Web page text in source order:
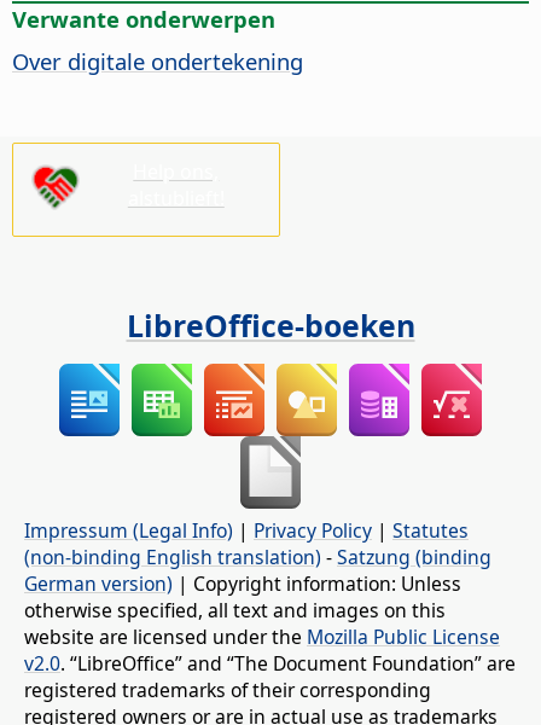
Verwante onderwerpen
Over digitale ondertekening
LibreOffice-boeken
Impressum (Legal Info) | Privacy Policy | Statutes
(non-binding English translation) -Satzung (binding
German version) | Copyright information: Unless
otherwise specified, all text and images on this
website are licensed under the Mozilla Public License
v2.0. “LibreOffice” and “The Document Foundation” are
registered trademarks of their corresponding
registered owners or are in actual use as trademarks